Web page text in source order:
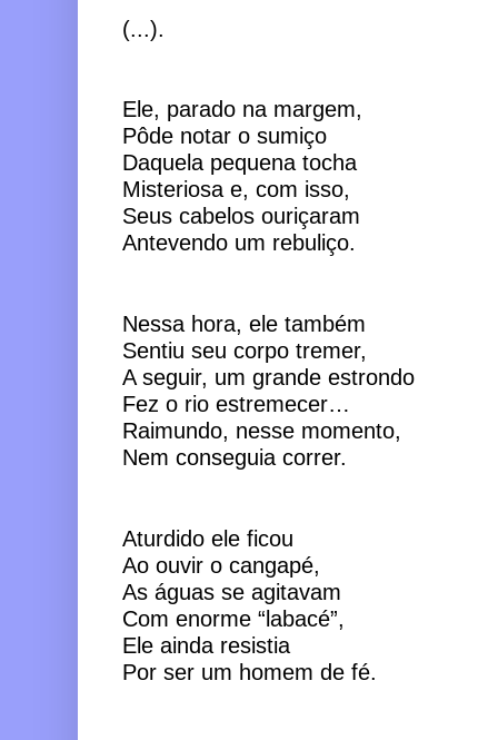
(...).
Ele, parado na margem,
Pôde notar o sumiço
Daquela pequena tocha
Misteriosa e, com isso,
Seus cabelos ouriçaram
Antevendo um rebuliço.
Nessa hora, ele também
Sentiu seu corpo tremer,
A seguir, um grande estrondo
Fez o rio estremecer…
Raimundo, nesse momento,
Nem conseguia correr.
Aturdido ele ficou
Ao ouvir o cangapé,
As águas se agitavam
Com enorme “labacé”,
Ele ainda resistia
Por ser um homem de fé.